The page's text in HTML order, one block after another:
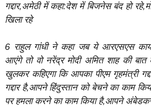
गद्दार,अमेठी में कहा:देश में बिजनेस बंद हो
खिला रहे
6 राहुल गांधी ने कहा जब ये आरएसएस
आएंगे तो वो नरेंद्र मोदी अमित शाह की
खुलकर कहिएगा कि आपका पीएम गृहमंत्री
गद्दार है,आपने हिंदुस्तान को बेचने का काम
पर हमला करने का काम किया है,आपने